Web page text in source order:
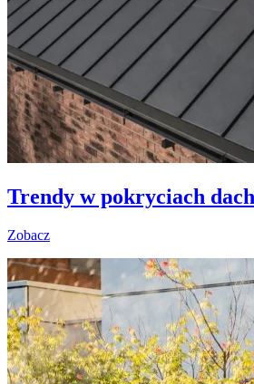
Trendy w pokryciach
Zobacz